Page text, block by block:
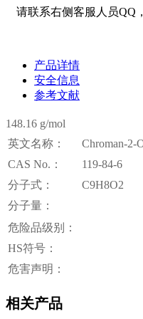
请联系右侧客服人员QQ
产品详情
安全信息
参考文献
148.16 g/mol
英文名称：
Chroman-2-
CAS No.：
119-84-6
分子式：
C9H8O2
分子量：
危险品级别：
HS符号：
危害声明：
相关产品